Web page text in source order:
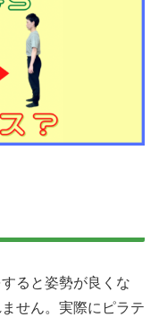
ると姿勢が良くな
せん。実際にピラテ